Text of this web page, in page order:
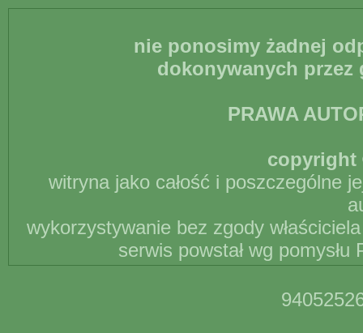
nie ponosimy żadnej
dokonywanych
PRAWA
copyright
witryna jako całość i poszczególne
wykorzystywanie bez zgody
serwis powstał wg